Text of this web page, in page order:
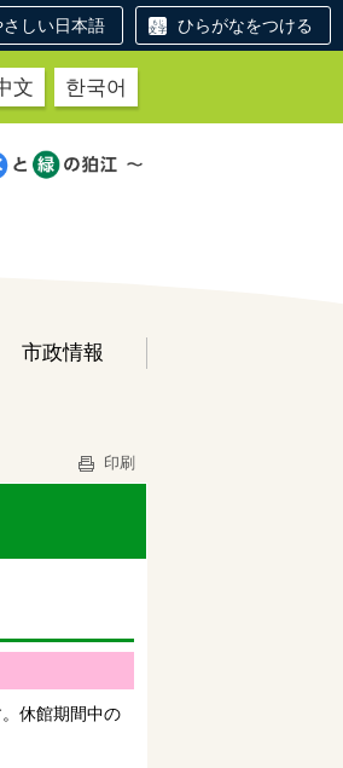
さしい日本語 ひらがなをつける
文 한국어
市政情報
印刷
休館期間中の